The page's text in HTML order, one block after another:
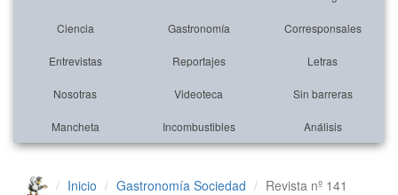
Ciencia Gastronomía Corresponsales
Entrevistas Reportajes Letras
Nosotras Videoteca Sin barreras
Mancheta Incombustibles Análisis
Inicio Gastronomía Sociedad Revista nº 141